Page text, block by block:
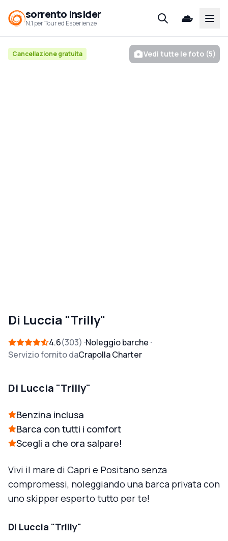
sorrento insider
N.1 per Tour ed Esperienze
Cancellazione gratuita Vedi tutte le foto (5)
Di Luccia "Trilly"
4.6 303
Noleggio barche
Servizio fornito daCrapolla Charter
Di Luccia "Trilly"
Benzina inclusa
Barca con tutti i comfort
Scegli a che ora salpare!
Vivi il mare di Capri e Positano senza
compromessi, noleggiando una barca privata con
uno skipper esperto tutto per te!
Di Luccia "Trilly"